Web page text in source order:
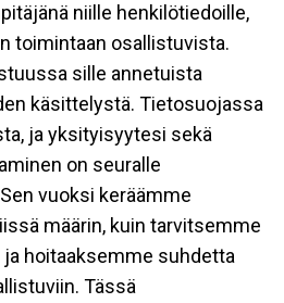
niille henkilötiedoille,
toimintaan osallistuvista.
sille annetuista
käsittelystä. Tietosuojassa
ja yksityisyytesi sekä
on seuralle
vuoksi keräämme
määrin, kuin tarvitsemme
hoitaaksemme suhdetta
Tässä